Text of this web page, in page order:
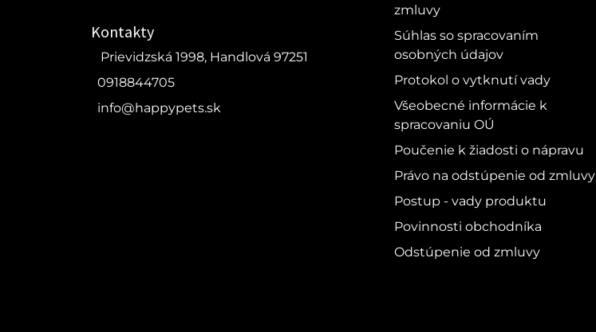
Kontakty
Prievidzská 1998, Handlová 97251
0918844705
info@happypets.sk
zmluvy
Súhlas so spracovaním
osobných údajov
Protokol o vytknutí vady
Všeobecné informácie k
spracovaniu OÚ
Poučenie k žiadosti o nápravu
Právo na odstúpenie od zmluvy
Postup - vady produktu
Povinnosti obchodníka
Odstúpenie od zmluvy